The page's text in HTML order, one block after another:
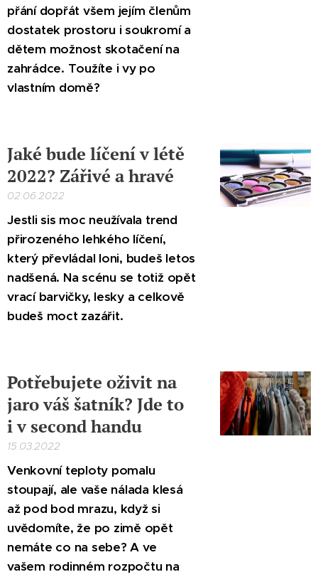
přání dopřát všem jejím členům
dostatek prostoru i soukromí a
dětem možnost skotačení na
zahrádce. Toužíte i vy po
vlastním domě?
Jaké bude líčení v létě
2022? Zářivé a hravé
02.06.2022
Jestli sis moc neužívala trend
přirozeného lehkého líčení,
který převládal loni, budeš letos
nadšená. Na scénu se totiž opět
vrací barvičky, lesky a celkově
budeš moct zazářit.
Potřebujete oživit na
jaro váš šatník? Jde to
i v second handu
15.03.2022
Venkovní teploty pomalu
stoupají, ale vaše nálada klesá
až pod bod mrazu, když si
uvědomíte, že po zimě opět
nemáte co na sebe? A ve
vašem rodinném rozpočtu na